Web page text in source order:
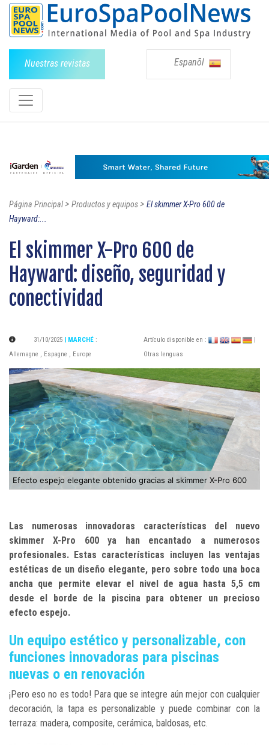
Nuestras revistas Espanõl
Página Principal> Productos y equipos> El skimmer X-Pro 600 de
Hayward:...
El skimmer X-Pro 600 de
Hayward: diseño, seguridad y
conectividad
31/10/2025 | MARCHÉ :
Allemagne , Espagne , Europe
Artículo disponible en :
Otras lenguas
Efecto espejo elegante obtenido gracias al skimmer X-Pro 600
Las numerosas innovadoras características del nuevo
skimmer X-Pro 600 ya han encantado a numerosos
profesionales. Estas características incluyen las ventajas
estéticas de un diseño elegante, pero sobre todo una boca
ancha que permite elevar el nivel de agua hasta 5,5 cm
desde el borde de la piscina para obtener un precioso
efecto espejo.
Un equipo estético y personalizable, con
funciones innovadoras para piscinas
nuevas o en renovación
¡Pero eso no es todo! Para que se integre aún mejor con cualquier
decoración, la tapa es personalizable y puede combinar con la
terraza: madera, composite, cerámica, baldosas, etc.